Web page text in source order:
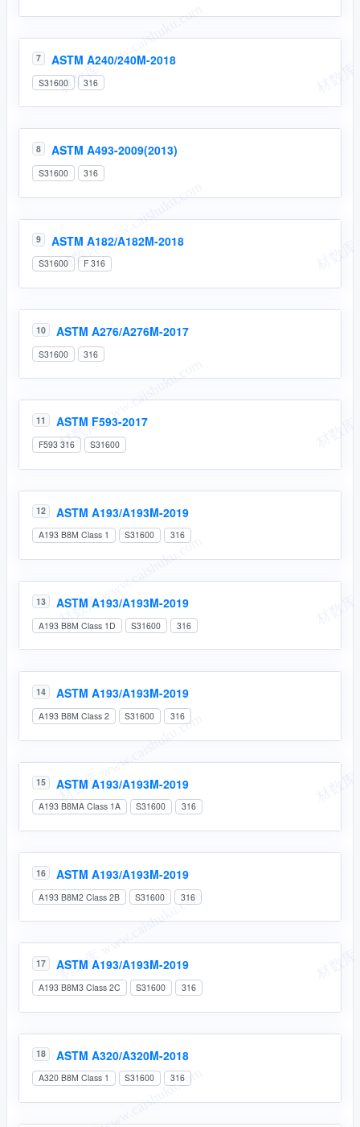
7 ASTM A240/240M-2018
S31600 316
8 ASTM A493-2009(2013)
S31600 316
9 ASTM A182/A182M-2018
S31600 F 316
10 ASTM A276/A276M-2017
S31600 316
11 ASTM F593-2017
F593 316 S31600
12 ASTM A193/A193M-2019
A193 B8M Class 1 S31600 316
13 ASTM A193/A193M-2019
A193 B8M Class 1D S31600 316
14 ASTM A193/A193M-2019
A193 B8M Class 2 S31600 316
15 ASTM A193/A193M-2019
A193 B8MA Class 1A S31600 316
16 ASTM A193/A193M-2019
A193 B8M2 Class 2B S31600 316
17 ASTM A193/A193M-2019
A193 B8M3 Class 2C S31600 316
18 ASTM A320/A320M-2018
A320 B8M Class 1 S31600 316